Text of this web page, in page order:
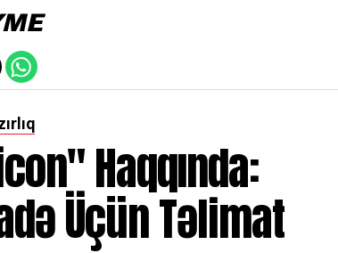
Haqqında:
Üçün Təlimat